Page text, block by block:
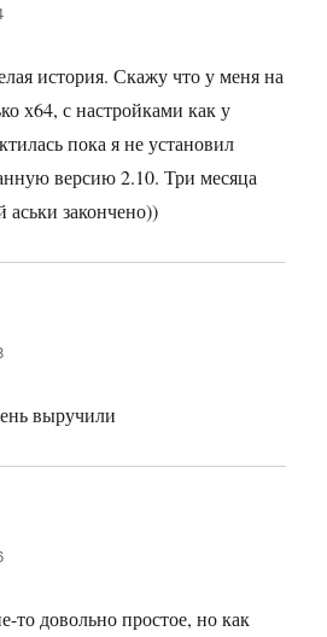
история. Скажу что у меня на
х64, с настройками как у
пока я не установил
версию 2.10. Три месяца
закончено))
выручили
то довольно простое, но как